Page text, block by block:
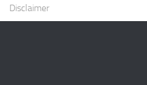
Disclaimer